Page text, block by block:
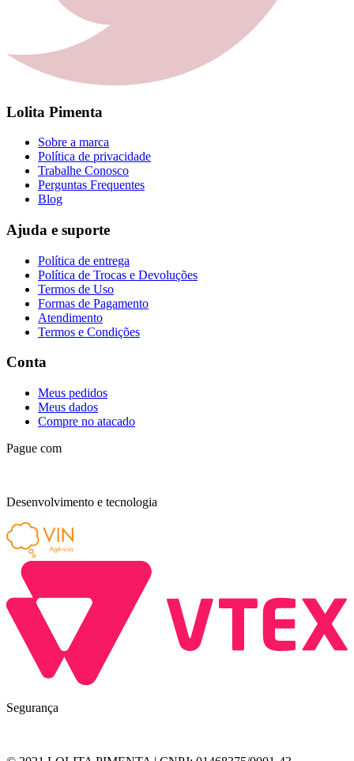
Lolita Pimenta
Sobre a marca
Política de privacidade
Trabalhe Conosco
Perguntas Frequentes
Blog
Ajuda e suporte
Política de entrega
Política de Trocas e Devoluções
Termos de Uso
Formas de Pagamento
Atendimento
Termos e Condições
Conta
Meus pedidos
Meus dados
Compre no atacado
Pague com
Desenvolvimento e tecnologia
Segurança